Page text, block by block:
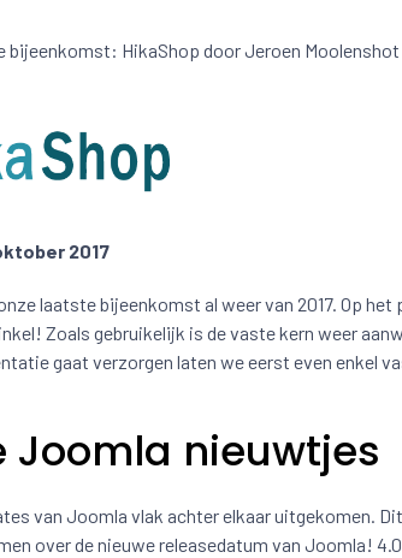
bijeenkomst: HikaShop door Jeroen Moolenshot
2017
laatste bijeenkomst al weer van 2017. Op
Zoals gebruikelijk is de vaste kern weer
gaat verzorgen laten we eerst even enkel
Joomla nieuwtjes
van Joomla vlak achter elkaar uitgekomen.
over de nieuwe releasedatum van Joomla!